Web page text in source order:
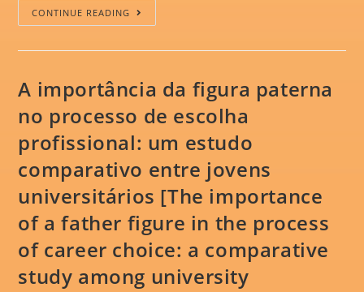
CONTINUE READING
A importância da figura paterna
no processo de escolha
profissional: um estudo
comparativo entre jovens
universitários [The importance
of a father figure in the process
of career choice: a comparative
study among university